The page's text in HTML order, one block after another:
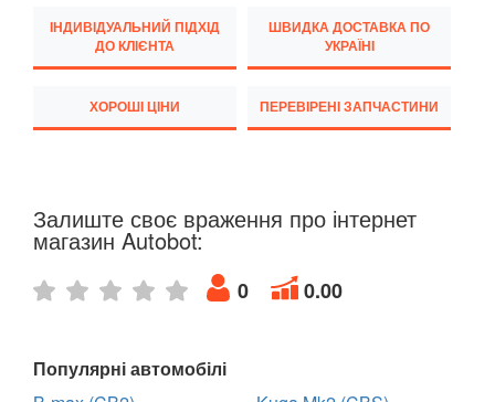
HONDA
HYUNDAI keyboard_arrow_down
KIA
LANCIA
LEXUS
ІНДИВІДУАЛЬНИЙ ПІДХІД
ДО КЛІЄНТА
ШВИДКА ДОСТАВКА ПО
УКРАЇНІ
ХОРОШІ ЦІНИ ПЕРЕВІРЕНІ ЗАПЧАСТИНИ
Залиште своє враження про інтернет
магазин Autobot:
0 0.00
Популярні автомобілі